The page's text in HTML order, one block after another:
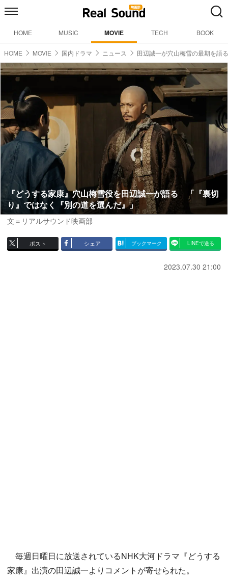
HOME MUSIC MOVIE TECH BOOK
HOME MOVIE 国内ドラマ ニュース 田辺誠一が穴山梅雪の最期を語る
『どうする家康』穴山梅雪役を田辺誠一が語る 「『裏切
り』ではなく『別の道を選んだ』」
文＝リアルサウンド映画部
ポスト シェア ブックマーク LINEで送る
2023.07.30 21:00
毎週日曜日に放送されているNHK大河ドラマ『どうする
家康』出演の田辺誠一よりコメントが寄せられた。